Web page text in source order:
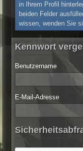
in Ihrem Profil
beiden Felder
wissen, wenden Sie
Kennwort
Benutzername
E-Mail-Adresse